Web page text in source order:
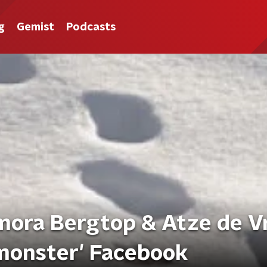
Gemist Podcasts
Bergtop & Atze de
Facebook